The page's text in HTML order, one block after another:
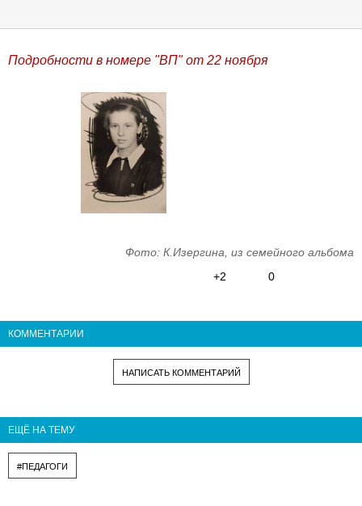
Подробности в номере "ВП" от 22 ноября
Фото: К.Изергина, из семейного альбома
+2
0
КОММЕНТАРИИ
НАПИСАТЬ КОММЕНТАРИЙ
ЕЩЁ НА ТЕМУ
#ПЕДАГОГИ